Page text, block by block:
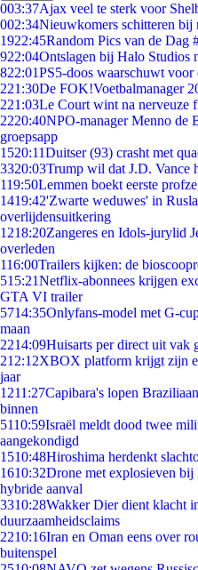
003:37Ajax veel te sterk voor
002:34Nieuwkomers schitteren bij
1922:45Random Pics van de Dag
922:04Ontslagen bij Halo Studios
822:01PS5-doos waarschuwt voor
221:30De FOK!Voetbalmanager
221:03Le Court wint na nerveuze
2220:40NPO-manager Menno de
groepsapp
1520:11Duitser (93) crasht met
3320:03Trump wil dat J.D. Vance
119:50Lemmen boekt eerste
1419:42'Zwarte weduwes' in
overlijdensuitkering
1218:20Zangeres en Idols-jurylid
overleden
116:00Trailers kijken: de
515:21Netflix-abonnees krijgen
GTA VI trailer
5714:35Onlyfans-model met G-
maan
2214:09Huisarts per direct uit vak
212:12XBOX platform krijgt zijn
jaar
1211:27Capibara's lopen
binnen
5110:59Israël meldt dood twee
aangekondigd
1510:48Hiroshima herdenkt
1610:32Drone met explosieven
hybride aanval
3310:28Wakker Dier dient klacht
duurzaamheidsclaims
2210:16Iran en Oman eens over
buitenspel